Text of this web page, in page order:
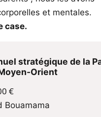
et mentales.
case.
stratégique de la
Orient
€
Bouamama